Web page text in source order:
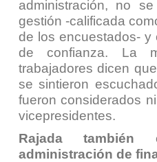
administración, no
gestión -calificada
de los encuestados- y
de confianza. La
trabajadores dicen
se sintieron
fueron considerados
vicepresidentes.
Rajada
administración de